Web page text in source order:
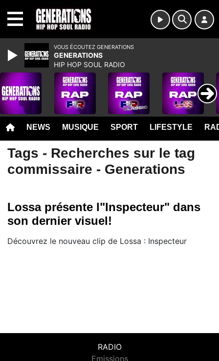
NEWS MUSIQUE SPORT LIFESTYLE
Tags - Recherches sur le tag
commissaire - Generations
Lossa présente l"Inspecteur" dans
son dernier visuel!
Découvrez le nouveau clip de Lossa : Inspecteur
RADIO
Emissions
VOUS ÉCOUTEZ GENERATIONS
GENERATIONS
HIP HOP SOUL RADIO